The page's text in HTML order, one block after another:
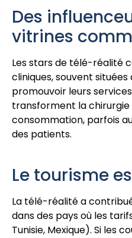
Des
vitrines
Les stars de télé-réalité
cliniques, souvent
promouvoir leurs
transforment la
consommation, parfois
des patients.
Le tourisme
La télé-réalité a
dans des pays où les
Tunisie, Mexique). Si les